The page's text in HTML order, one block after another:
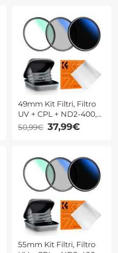
400 con Custodia per
Filtro - Serie Nano-
Klear
49mm Kit Filtri, Filtro
UV + CPL + ND2-400,
Filtro di Protezione
400 con Custodia per
Filtro - Serie Nano-
Klear
50,99€ 37,99€
55mm Kit Filtri, Filtro